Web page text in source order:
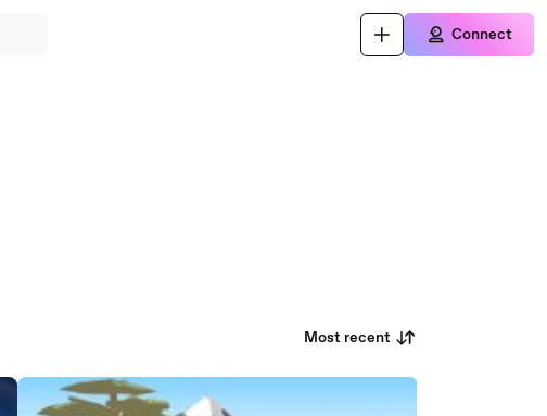
Connect
Most recent